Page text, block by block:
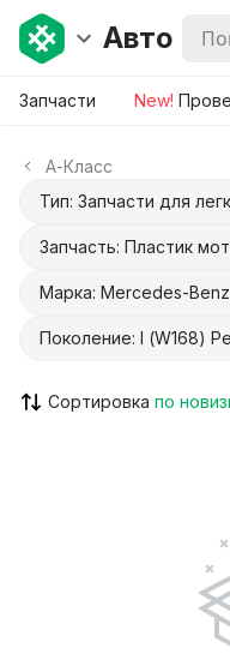
Авто
Запчасти New!
A-Класс
Марка: Mercedes-Benz
Сортировка